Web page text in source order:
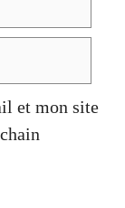
et mon site